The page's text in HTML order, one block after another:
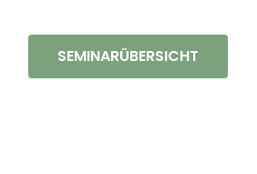
SEMINARÜBERSICHT